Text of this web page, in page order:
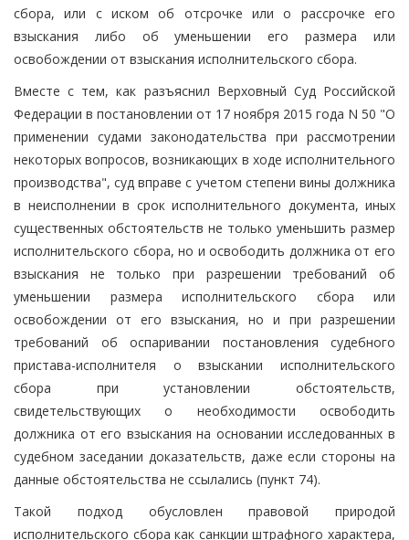
сбора, или с иском об отсрочке или о рассрочке его
взыскания либо об уменьшении его размера или
освобождении от взыскания исполнительского сбора.
Вместе с тем, как разъяснил Верховный Суд Российской
Федерации в постановлении от 17 ноября 2015 года N 50 "О
применении судами законодательства при рассмотрении
некоторых вопросов, возникающих в ходе исполнительного
производства", суд вправе с учетом степени вины должника
в неисполнении в срок исполнительного документа, иных
существенных обстоятельств не только уменьшить размер
исполнительского сбора, но и освободить должника от его
взыскания не только при разрешении требований об
уменьшении размера исполнительского сбора или
освобождении от его взыскания, но и при разрешении
требований об оспаривании постановления судебного
пристава-исполнителя о взыскании исполнительского
сбора при установлении обстоятельств,
свидетельствующих о необходимости освободить
должника от его взыскания на основании исследованных в
судебном заседании доказательств, даже если стороны на
данные обстоятельства не ссылались (пункт 74).
Такой подход обусловлен правовой природой
исполнительского сбора как санкции штрафного характера,